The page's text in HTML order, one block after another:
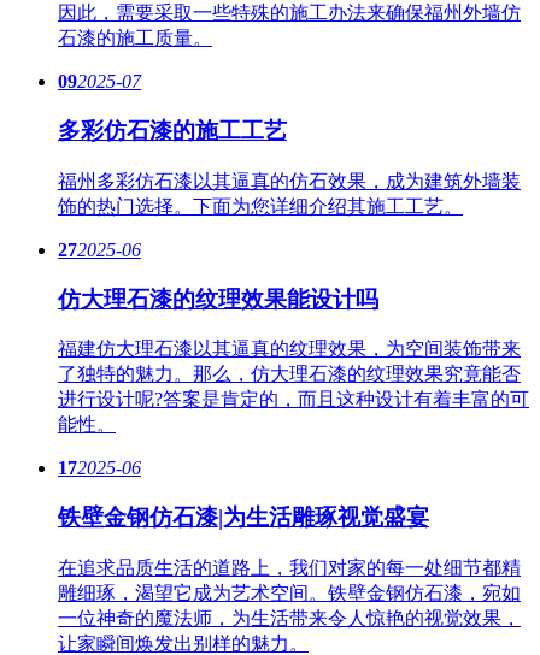
因此，需要采取一些特殊的施工办法来确保福州外墙仿
石漆的施工质量。
092025-07
多彩仿石漆的施工工艺
福州多彩仿石漆以其逼真的仿石效果，成为建筑外墙装
饰的热门选择。下面为您详细介绍其施工工艺。
272025-06
仿大理石漆的纹理效果能设计吗
福建仿大理石漆以其逼真的纹理效果，为空间装饰带来
了独特的魅力。那么，仿大理石漆的纹理效果究竟能否
进行设计呢?答案是肯定的，而且这种设计有着丰富的可
能性。
172025-06
铁壁金钢仿石漆|为生活雕琢视觉盛宴
在追求品质生活的道路上，我们对家的每一处细节都精
雕细琢，渴望它成为艺术空间。铁壁金钢仿石漆，宛如
一位神奇的魔法师，为生活带来令人惊艳的视觉效果，
让家瞬间焕发出别样的魅力。